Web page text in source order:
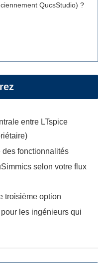
QucsStudio) ?
entre LTspice
des fonctionnalités
selon votre flux
troisième option
les ingénieurs qui